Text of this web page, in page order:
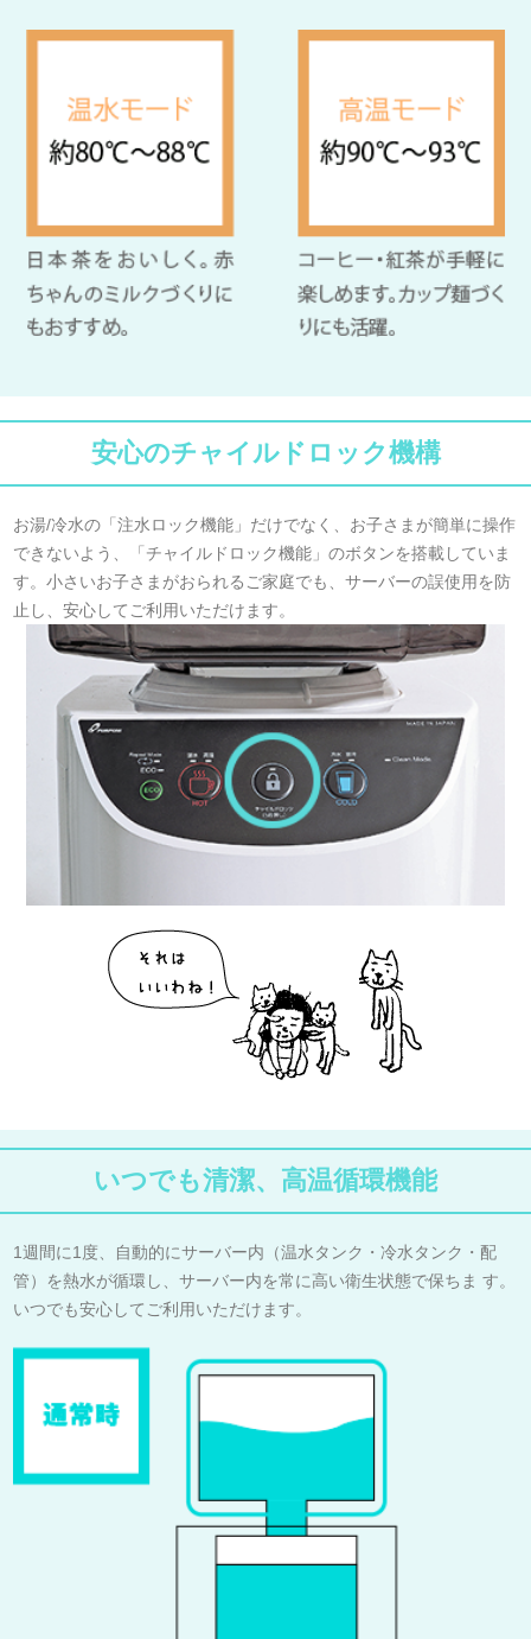
安心のチャイルドロック機構
お湯/冷水の「注水ロック機能」だけでなく、お子さまが簡単に操作
できないよう、「チャイルドロック機能」のボタンを搭載していま
す。小さいお子さまがおられるご家庭でも、サーバーの誤使用を防
止し、安心してご利用いただけます。
いつでも清潔、高温循環機能
1週間に1度、自動的にサーバー内（温水タンク・冷水タンク・配
管）を熱水が循環し、サーバー内を常に高い衛生状態で保ちま す。
いつでも安心してご利用いただけます。